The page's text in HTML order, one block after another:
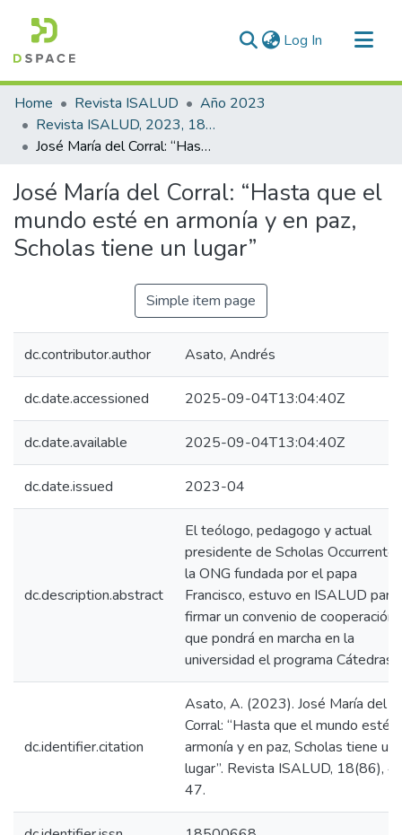
Log In (current)
Communities & Collections
All of DSpace
Statistics
Home Revista ISALUD
Año 2023
Revista ISALUD, 2023, 18(86)
José María del Corral: “Hasta que el mundo esté en armonía y en paz, Scholas tiene un lugar”
José María del Corral: “Hasta que el
mundo esté en armonía y en paz,
Scholas tiene un lugar”
Simple item page
dc.contributor.author Asato, Andrés
dc.date.accessioned 2025-09-04T13:04:40Z
dc.date.available 2025-09-04T13:04:40Z
dc.date.issued 2023-04
dc.description.abstract
El teólogo, pedagogo y actual
presidente de Scholas
la ONG fundada por el papa
Francisco, estuvo en ISALUD para
firmar un convenio de cooperación
que pondrá en marcha en la
universidad el programa Cátedras.
dc.identifier.citation
Asato, A. (2023). José María del
Corral: “Hasta que el mundo esté
armonía y en paz, Scholas tiene un
lugar”. Revista ISALUD, 18(86),
47.